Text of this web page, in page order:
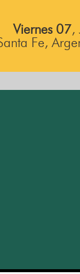
Viernes 07,
Fe,